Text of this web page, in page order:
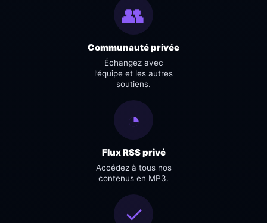
👥
Communauté privée
Échangez avec
l’équipe et les autres
soutiens.
◔
Flux RSS privé
Accédez à tous nos
contenus en MP3.
✓